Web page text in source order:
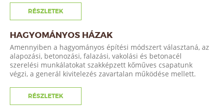
RÉSZLETEK
HAGYOMÁNYOS HÁZAK
Amennyiben a hagyományos építési módszert választaná, az
alapozási, betonozási, falazási, vakolási és betonacél
szerelési munkálatokat szakképzett kőműves csapatunk
végzi, a generál kivitelezés zavartalan működése mellett.
RÉSZLETEK